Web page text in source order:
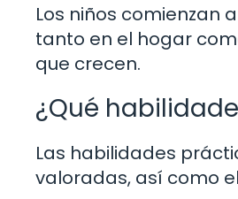
Los niños comienzan
tanto en el hogar
que crecen.
¿Qué
Las habilidades
valoradas, así como